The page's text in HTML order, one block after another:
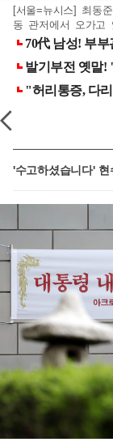
[서울=뉴시스] 최동
동 관저에서 오가고
'수고하셨습니다'